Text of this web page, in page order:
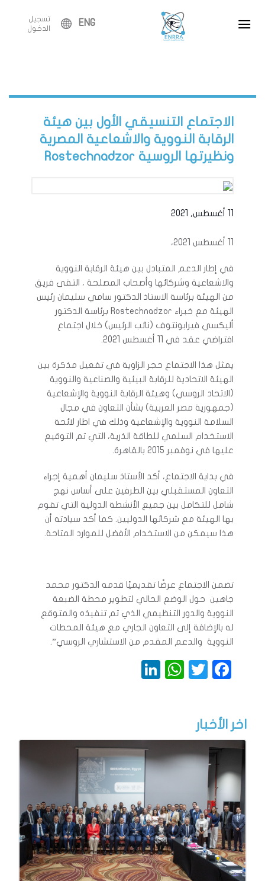
ENG
تسجيل
الدخول
الاجتماع التنسيقي الأول بين هيئة
الرقابة النووية والاشعاعية المصرية
ونظيرتها الروسية Rostechnadzor
11 أغسطس, 2021
11 أغسطس 2021،
في إطار الدعم المتبادل بين هيئة الرقابة النووية
والاشعاعية وشركائها وأصحاب المصلحة ، التقى فريق
من الهيئة برئاسة الاستاذ الدكتور سامي سليمان رئيس
الهيئة مع خبراء Rostechnadzor برئاسة الدكتور
أليكسي فيرابونتوف (نائب الرئيس) خلال اجتماع
افتراضي عقد في 11 أغسطس 2021.
يمثل هذا الاجتماع حجر الزاوية في تفعيل مذكرة بين
الهيئة الاتحادية للرقابة البيئية والصناعية والنووية
(الاتحاد الروسي) وهيئة الرقابة النووية والإشعاعية
(جمهورية مصر العربية) بشأن التعاون في مجال
السلامة النووية والإشعاعية وذلك في اطار لائحة
الاستخدام السلمي للطاقة الذرية، التي تم التوقيع
عليها في نوفمبر 2015 بالقاهرة.
في بداية الاجتماع، أكد الأستاذ سليمان أهمية إجراء
التعاون المستقبلي بين الطرفين على أساس نهج
شامل للتكامل بين جميع الأنشطة الدولية التي تقوم
بها الهيئة مع شركائها الدوليين. كما أكد سيادته أن
هذا سيمكن من الاستخدام الأفضل للموارد المتاحة.
تضمن الاجتماع عرضًا تقديميًا قدمه الدكتور محمد
جاهين حول الوضع الحالي لتطوير محطة الضبعة
النووية والدور التنظيمي الذي تم تنفيذه والمتوقع
له بالإضافة إلى التعاون الجاري مع هيئة المحطات
النووية والدعم المقدم من الاستشاري الروسي”.
Facebook
Twitter
WhatsApp
اخر الأخبار